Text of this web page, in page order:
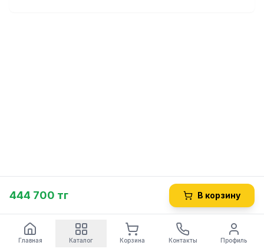
444 700 тг В корзину
Главная Каталог Корзина Контакты Профиль